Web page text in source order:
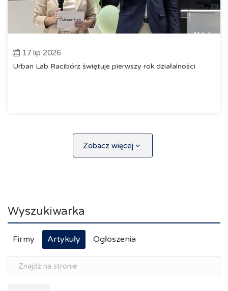
17 lip 2026
Urban Lab Racibórz świętuje pierwszy rok działalności
Zobacz więcej
Wyszukiwarka
Firmy Artykuły Ogłoszenia